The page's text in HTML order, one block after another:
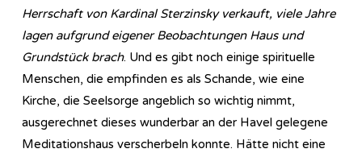
Herrschaft von Kardinal Sterzinsky verkauft, viele Jahre
lagen aufgrund eigener Beobachtungen Haus und
Grundstück brach. Und es gibt noch einige spirituelle
Menschen, die empfinden es als Schande, wie eine
Kirche, die Seelsorge angeblich so wichtig nimmt,
ausgerechnet dieses wunderbar an der Havel gelegene
Meditationshaus verscherbeln konnte. Hätte nicht eine